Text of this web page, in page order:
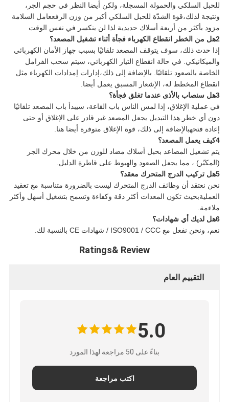
للحبل السلكي والحمولة المسجلة، ولكن أيضا النظر في حجم الجر،
ونتيجة لذلك،قوة الشدّة للحبل السلكي أكبر من وزن الرفععامل السلامة
مزود بأكثر من أربعة أسلاك حديدية لذا لن ينكسر في نفس الوقت
2هل من الخطر انقطاع الكهرباء فجأة أثناء تشغيل المصعد؟
إذا حدث ذلك، سوف يتوقف المصعد تلقائيًا بسبب جهاز الأمان الكهربائي
والميكانيكي. في حالة انقطاع التيار الكهربائي، سيتم سحب الفرامل
الخاصة بالصعود تلقائيًا. بالإضافة إلى ذلك،إدارات إمدادات الكهرباء مثل
انقطاع المخطط له، الإشعار المسبق يعمل أيضا.
3هل سنصاب بالأذى عندما تغلق فجأة؟
في عملية الإغلاق، إذا لمس الناس باب القاعة، سيبدأ باب المصعد تلقائيًا
دون أي خطر.هذا التبديل يجعل المصعد غير قادر على الإغلاق أو حتى
إعادة فتحهبالإضافة إلى ذلك، قوة الإغلاق متوفرة أيضا هنا.
4كيف يعمل المصعد؟
يتم تشغيل المصاعد بحبل أسلاك مضاد للوزن من خلال محرك الجر
(المكبّر) ، مما يجعل الصعود والهبوط على قاطرة الدليل.
5هل تركيب الدرج المتحرك معقد؟
نحن نعتقد أن وظائف الدرج المتحرك ليست بالضرورة متناسبة مع تعقيد
العمليةبحيث تكون المعدات أكثر دقة وكفاءة وتسمح بتشغيل أسهل وأكثر
ملاءمة.
6هل لديك أي شهادات؟
نعم، ونحن نفعل مع ISO9001 / CCC / شهادات CE بالنسبة لك.
Ratings& Review
التقييم العام
5.0
بناءً على 50 مراجعة لهذا المورد
اكتب مراجعة